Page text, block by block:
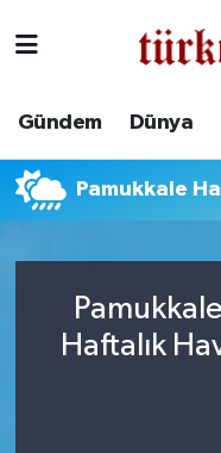
Gündem Dünya
Pamukkale
Haftalık
Savunma -
Son Dakika